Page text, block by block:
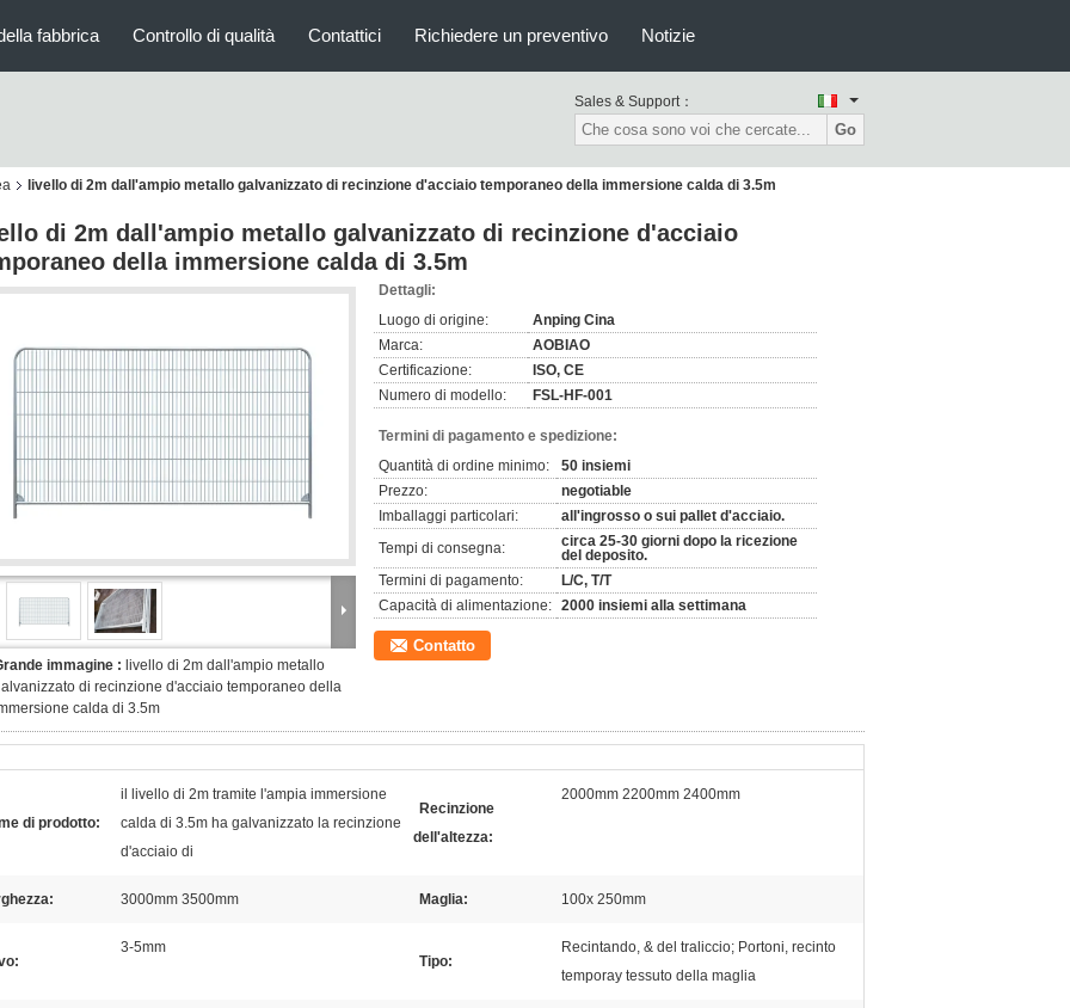
fabbrica Controllo di qualità Contattici Richiedere un preventivo Notizie
Sales & Support：
Go
livello di 2m dall'ampio metallo galvanizzato di recinzione d'acciaio temporaneo della immersione calda di 3.5m
di 2m dall'ampio metallo galvanizzato di recinzione d'acciaio
della immersione calda di 3.5m
immagine : livello di 2m dall'ampio metallo
di recinzione d'acciaio temporaneo della
calda di 3.5m
Dettagli:
Luogo di origine:
Anping Cina
Marca:
AOBIAO
Certificazione:
ISO, CE
Numero di modello:
FSL-HF-001
Termini di pagamento e spedizione:
Quantità di ordine minimo:
50 insiemi
Prezzo:
negotiable
Imballaggi particolari:
all'ingrosso o sui pallet d'acciaio.
Tempi di consegna:
circa 25-30 giorni dopo la ricezione
del deposito.
Termini di pagamento:
L/C, T/T
Capacità di alimentazione: 2000 insiemi alla settimana
Contatto
di prodotto:
il livello di 2m tramite l'ampia immersione
calda di 3.5m ha galvanizzato la recinzione
d'acciaio di
Recinzione
dell'altezza:
2000mm 2200mm 2400mm
3000mm 3500mm Maglia: 100x 250mm
3-5mm
Tipo:
Recintando, & del traliccio; Portoni, recinto
temporay tessuto della maglia